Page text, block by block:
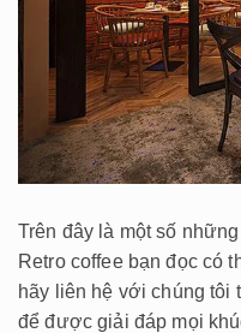
Trên đây là một số
Retro coffee bạn đọc có
hãy liên hệ với chúng tôi
để được giải đáp mọi